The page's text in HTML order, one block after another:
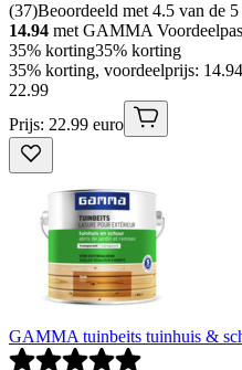
(37)Beoordeeld met 4.5 van de
14.94 met GAMMA Voordeelpas
35% korting35% korting
35% korting, voordeelprijs:
22.99
Prijs: 22.99 euro
GAMMA tuinbeits tuinhuis &